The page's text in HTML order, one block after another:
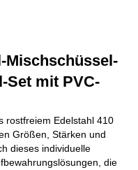
Mischschüssel-
Set mit PVC-
rostfreiem Edelstahl 410
Größen, Stärken und
dieses individuelle
die